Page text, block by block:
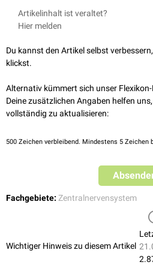
Artikelinhalt ist veraltet?
Hier melden
Du kannst den Artikel selbst
klickst.
Alternativ kümmert sich unser
Deine zusätzlichen Angaben helfen
vollständig zu aktualisieren:
500 Zeichen verbleibend. Mindestens 5 Zeichen
Fachgebiete: Zentralnervensystem
Wichtiger Hinweis zu diesem Artikel